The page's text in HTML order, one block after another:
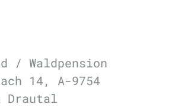
/ Waldpension
14, A-9754
Drautal